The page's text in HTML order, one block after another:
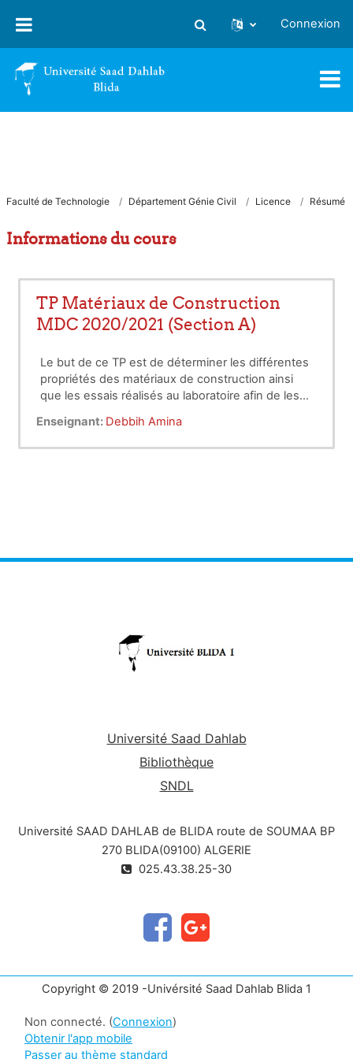
Activer/désactiver la saisie
Connexion
Faculté de Technologie Département Génie Civil Licence Résumé
Informations du cours
TP Matériaux de Construction
MDC 2020/2021 (Section A)
Le but de ce TP est de déterminer les différentes
propriétés des matériaux de construction ainsi
que les essais réalisés au laboratoire afin de les
Enseignant: Debbih Amina
Université Saad Dahlab
Bibliothèque
SNDL
Université SAAD DAHLAB de BLIDA route de SOUMAA BP
270 BLIDA(09100) ALGERIE
025.43.38.25-30
Copyright © 2019 -Univérsité Saad Dahlab Blida 1
Non connecté. (Connexion)
Obtenir l'app mobile
Passer au thème standard